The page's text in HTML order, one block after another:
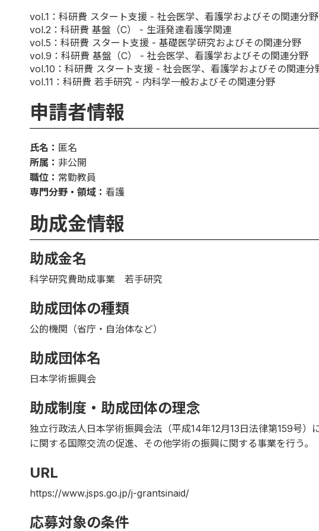
vol.1 ：科研費 スタート支援 - 社会医学、看護学およびその関連分野
vol.2 ：科研費 基盤（C） - 生涯発達看護学関連
vol.5 ：科研費 スタート支援 - 基礎医学研究およびその関連分野
vol.9 ：科研費 基盤（C） - 社会医学、看護学およびその関連分野
vol.10 ：科研費 スタート支援 - 社会医学、看護学およびその関連分
vol.11 ：科研費 若手研究 - 内科学一般およびその関連分野
申請者情報
氏名： 匿名
所属： 非公開
職位： 常勤教員
専門分野・領域： 看護
助成金情報
助成金名
科学研究費助成事業 若手研究
助成団体の種類
公的機関（省庁・自治体など）
助成団体名
日本学術振興会
助成制度・助成団体の理念
独立行政法人日本学術振興会法（平成14年12月13日法律第159号
に関する国際交流の促進、その他学術の振興に関する事業を行う。
URL
https://www.jsps.go.jp/j-grantsinaid/
応募対象の条件